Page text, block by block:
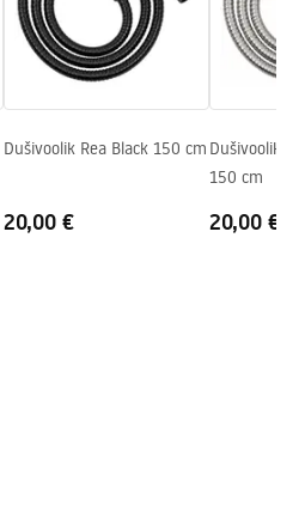
Kuld
_24.pdf
Dušivoolik Rea Black 150 cm
20,00 €
Dušivoolik
150 cm
20,00 €